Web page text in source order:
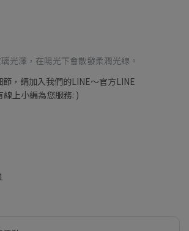
光澤，在陽光下會散發柔潤光線。
，請加入我們的LINE～官方LINE
上小編為您服務: )